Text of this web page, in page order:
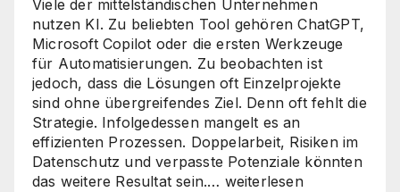
Viele der mittelständischen Unternehmen
nutzen KI. Zu beliebten Tool gehören ChatGPT,
Microsoft Copilot oder die ersten Werkzeuge
für Automatisierungen. Zu beobachten ist
jedoch, dass die Lösungen oft Einzelprojekte
sind ohne übergreifendes Ziel. Denn oft fehlt die
Strategie. Infolgedessen mangelt es an
effizienten Prozessen. Doppelarbeit, Risiken im
Datenschutz und verpasste Potenziale könnten
das weitere Resultat sein.… KI-
weiterlesen